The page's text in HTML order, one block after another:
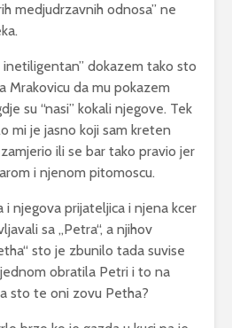
medjudrzavnih odnosa” ne
dokazem tako sto
Mrakovicu da mu pokazem
su “nasi” kokali njegove. Tek
mi je jasno koji sam kreten
ili se bar tako pravio jer
i njenom pitomoscu.
njegova prijateljica i njena kcer
sa „Petra“, a njihov
sto je zbunilo tada suvise
obratila Petri i to na
sto te oni zovu Petha?